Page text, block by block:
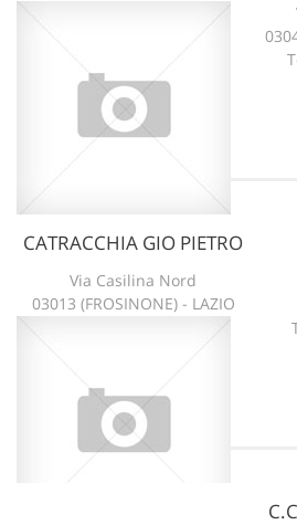
CATRACCHIA GIO PIETRO
Via Casilina Nord
03013 (FROSINONE) - LAZIO